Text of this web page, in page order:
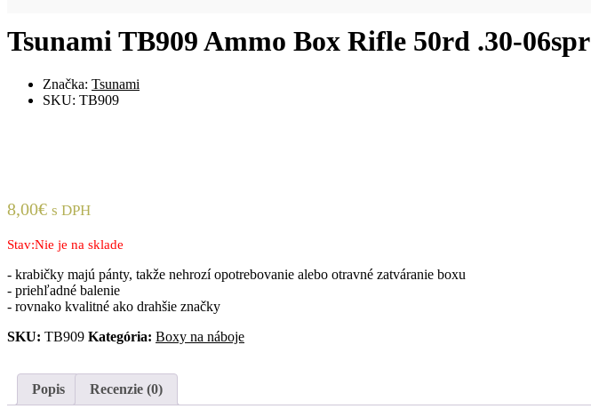
Tsunami TB909 Ammo Box Rifle 50rd .30-06spr
Značka: Tsunami
SKU: TB909
8,00€ s DPH
Stav:Nie je na sklade
- krabičky majú pánty, takže nehrozí opotrebovanie alebo otravné zatváranie boxu
- priehľadné balenie
- rovnako kvalitné ako drahšie značky
SKU: TB909 Kategória: Boxy na náboje
Popis Recenzie (0)